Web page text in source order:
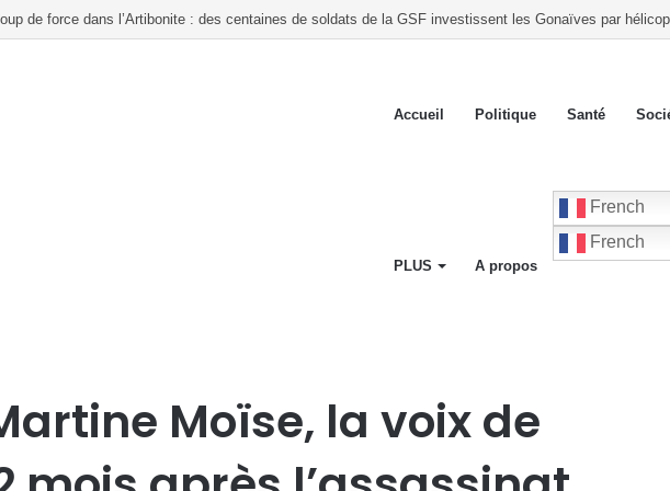
de force dans l’Artibonite : des centaines de soldats de la GSF investissent les Gonaïves par
Accueil Politique Santé
PLUS A propos
French
French
Moïse, la voix de